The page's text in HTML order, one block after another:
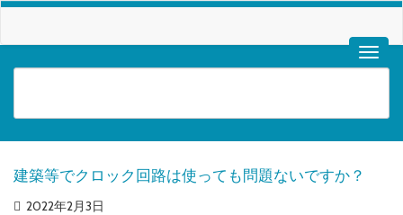
建築等でクロック回路は使っても問題ないですか？
2022年2月3日